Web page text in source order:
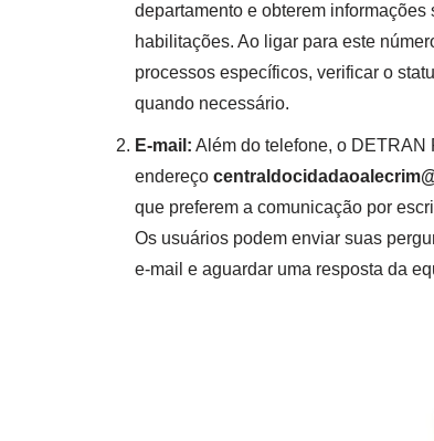
departamento e obterem
habilitações. Ao ligar para este
processos específicos, verificar o
quando necessário.
E-mail: Além do telefone, o DETRAN
endereço
que preferem a comunicação por
Os usuários podem enviar suas
e-mail e aguardar uma resposta da